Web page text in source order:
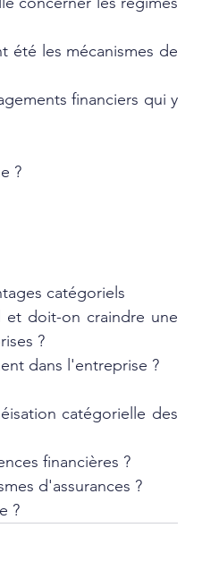
été les mécanismes de
financiers qui y
?
catégoriels
et doit-on craindre une
?
dans l'entreprise ?
catégorielle des
financières ?
d'assurances ?
?